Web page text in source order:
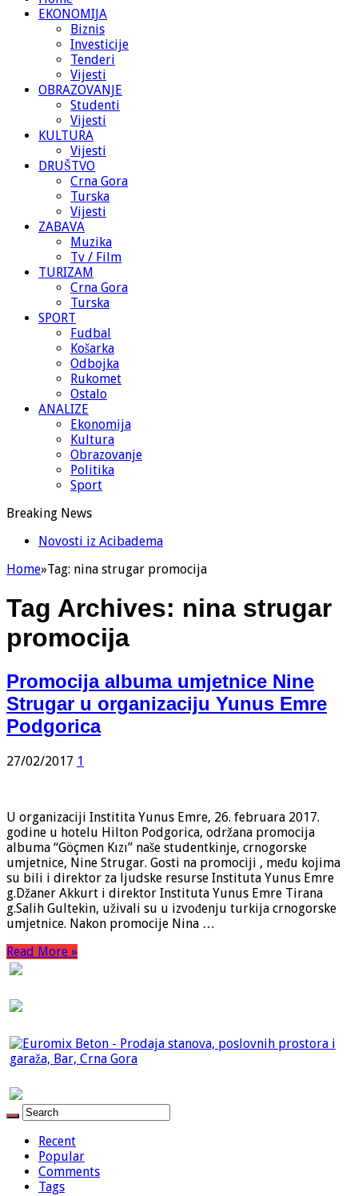
EKONOMIJA
Biznis
Investicije
Tenderi
Vijesti
OBRAZOVANJE
Studenti
Vijesti
KULTURA
Vijesti
DRUŠTVO
Crna Gora
Turska
Vijesti
ZABAVA
Muzika
Tv / Film
TURIZAM
Crna Gora
Turska
SPORT
Fudbal
Košarka
Odbojka
Rukomet
Ostalo
ANALIZE
Ekonomija
Kultura
Obrazovanje
Politika
Sport
Breaking News
Novosti iz Acibadema
Home»Tag: nina strugar promocija
Tag Archives: nina strugar
promocija
Promocija albuma umjetnice Nine
Strugar u organizaciju Yunus Emre
Podgorica
27/02/2017 1
U organizaciji Institita Yunus Emre, 26. februara 2017.
godine u hotelu Hilton Podgorica, održana promocija
albuma “Göçmen Kızı” naše studentkinje, crnogorske
umjetnice, Nine Strugar. Gosti na promociji , među kojima
su bili i direktor za ljudske resurse Instituta Yunus Emre
g.Džaner Akkurt i direktor Instituta Yunus Emre Tirana
g.Salih Gultekin, uživali su u izvođenju turkija crnogorske
umjetnice. Nakon promocije Nina …
Read More »
Recent
Popular
Comments
Tags